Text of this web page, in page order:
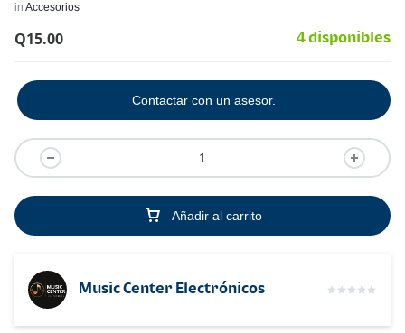
in Accesorios
Q15.00 4 disponibles
Añadir al carrito
Contactar con un asesor.
Music Center Electrónicos